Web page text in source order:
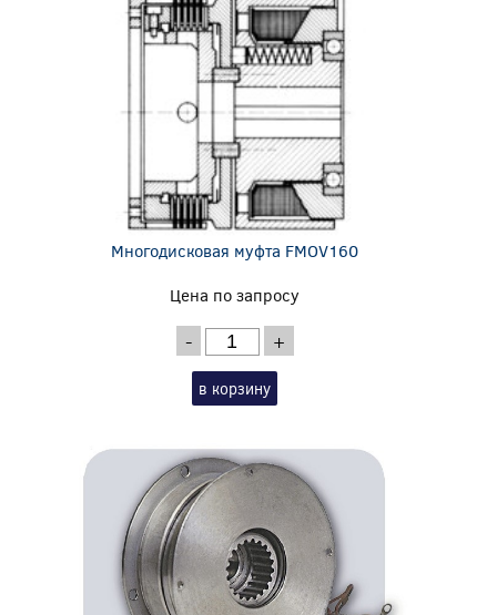
Многодисковая муфта FMOV160
Цена по запросу
- +
в корзину